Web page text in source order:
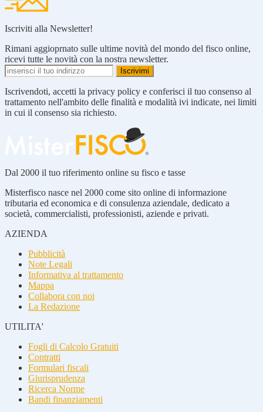
Iscriviti alla Newsletter!
Rimani aggioprnato sulle ultime novità del mondo del fisco online,
ricevi tutte le novità con la nostra newsletter.
Iscrivendoti, accetti la privacy policy e conferisci il tuo consenso al
trattamento nell'ambito delle finalità e modalità ivi indicate, nei limiti
in cui il consenso sia richiesto.
Dal 2000 il tuo riferimento online su fisco e tasse
Misterfisco nasce nel 2000 come sito online di informazione
tributaria ed economica e di consulenza aziendale, dedicato a
società, commercialisti, professionisti, aziende e privati.
AZIENDA
Pubblicità
Note Legali
Informativa al trattamento
Mappa
Collabora con noi
La Redazione
UTILITA'
Fogli di Calcolo Gratuiti
Contratti
Formulari fiscali
Giurisprudenza
Ricerca Norme
Bandi finanziamenti